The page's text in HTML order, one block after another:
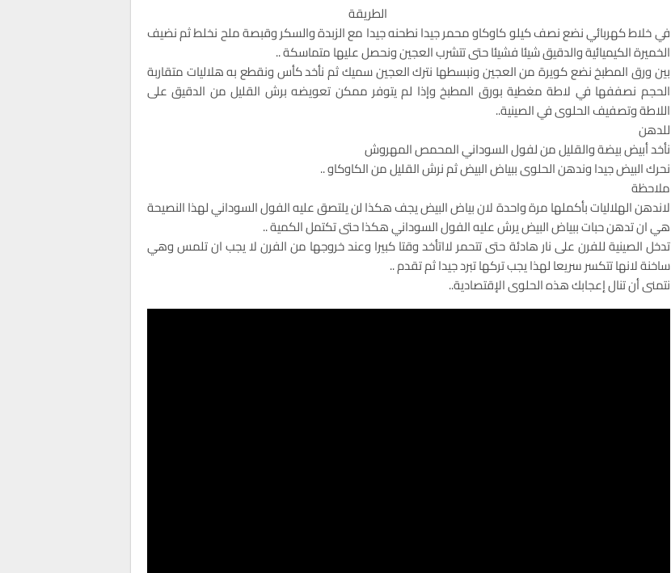
الطريقة
في خلاط كهربائي نضع نصف كيلو كاوكاو محمر جيدا نطحنه جيدا مع الزبدة والسكر وقبصة ملح نخلط ثم نضيف
الخميرة الكيميائية والدقيق شيئا فشيئا حتى تتشرب العجين ونحصل عليها متماسكة ..
بين ورق المطبخ نضع كويرة من العجين ونبسطها نترك العجين سميك ثم نأخد كأس ونقطع به هلاليات متقاربة
الحجم نصففها في لاطة مغطية بورق المطبخ وإذا لم يتوفر ممكن تعويضه برش القليل من الدقيق على
اللاطة وتصفيف الحلوى في الصينية..
للدهن
نأخد أبيض بيضة والقليل من لفول السوداني المحمص المهروش
نحرك البيض جيدا وندهن الحلوى ببياض البيض ثم نرش القليل من الكاوكاو ..
ملاحظة
لاندهن الهلاليات بأكملها مرة واحدة لان بياض البيض يجف هكذا لن يلتصق عليه الفول السوداني لهذا النصيحة
هي ان تدهن حبات ببياض البيض يرش عليه الفول السوداني هكذا حتى تكتمل الكمية ..
تدخل الصينية للفرن على نار هادئة حتى تتحمر لااتأخد وقتا كبيرا وعند خروجها من الفرن لا يجب ان تلمس وهي
ساخنة لانها تتكسر سريعا لهذا يجب تركها تبرد جيدا ثم تقدم ..
نتمنى أن تنال إعجابك هذه الحلوى الإقتصادية..